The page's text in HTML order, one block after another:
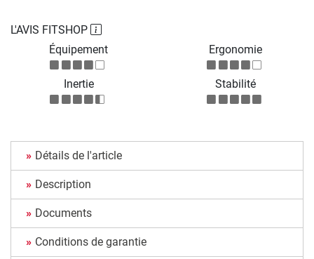
L'AVIS FITSHOP
Équipement
Ergonomie
Inertie Stabilité
Détails de l'article
Description
Documents
Conditions de garantie